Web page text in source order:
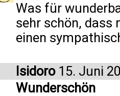
Was für
sehr schön, dass
einen
Isidoro15. Juni
Wunderschön